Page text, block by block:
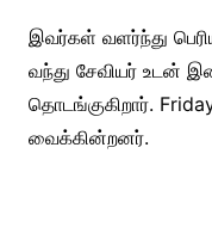
இவர்கள் வளர்ந்து
வந்து சேவியர் உடன்
தொடங்குகிறார்.
வைக்கின்றனர்.